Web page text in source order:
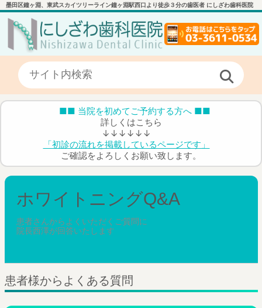
墨田区鐘ヶ淵、東武スカイツリーライン鐘ヶ淵駅西口より徒歩３分の歯医者 にしざわ歯科医院
■■ 当院を初めてご予約する方へ ■■
詳しくはこちら
↓↓↓↓↓↓
「初診の流れを掲載しているページです」
ご確認をよろしくお願い致します。
ホワイトニングQ&A
患者さんからよくいただくご質問に
院長西澤が回答いたします
患者様からよくある質問